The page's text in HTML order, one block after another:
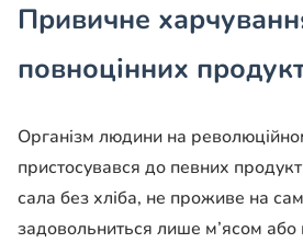
Привичне
повноцінних
Організм людини на
пристосувався до певних
сала без хліба, не проживе на
задо­вольниться лише м’ясом